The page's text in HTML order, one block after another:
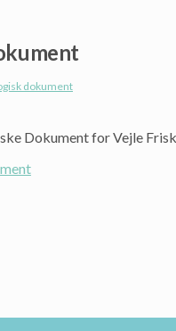
dokument
Dokument for Vejle